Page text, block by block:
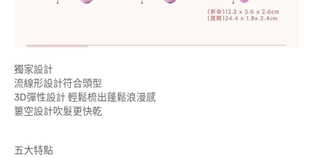
獨家設計
流線形設計符合頭型
3D彈性設計 輕鬆梳出蓬鬆浪漫感
簍空設計吹髮更快乾
五大特點